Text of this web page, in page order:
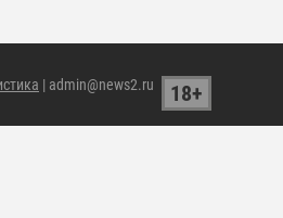
| admin@news2.ru 18+